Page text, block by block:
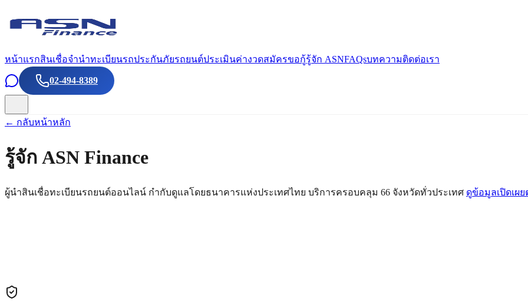
หน้าแรกสินเชื่อจำนำทะเบียนรถประกันภัยรถยนต์ประเมินค่างวดสมัครขอกู้รู้จัก ASNFAQsบทความติดต่อเรา
02-494-8389
← กลับหน้าหลัก
รู้จัก ASN Finance
ผู้นำสินเชื่อทะเบียนรถยนต์ออนไลน์ กำกับดูแลโดยธนาคารแห่งประเทศไทย บริการครอบคลุม 66 จังหวัดทั่วประเทศ ดูข้อมูลเปิดเผ